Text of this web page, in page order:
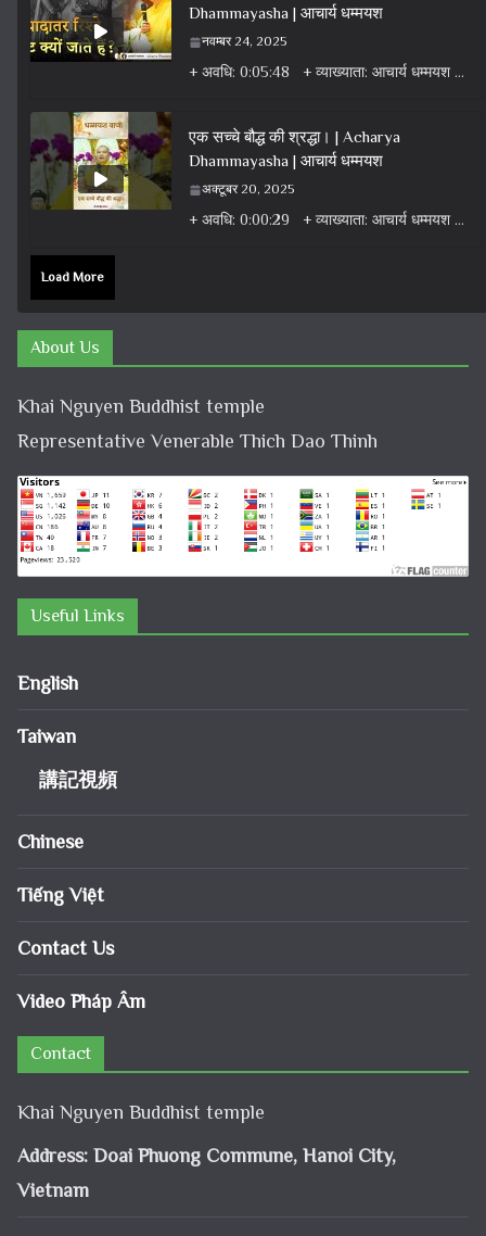
Dhammayasha | आचार्य धम्मयश
नवम्बर 24, 2025
+ अवधि: 0:05:48 + व्याख्याता: आचार्य धम्मयश + वर्ग: वीडियो + विषय: धर्म वार्ता वीडियो + एल्बम: धर्म
एक सच्चे बौद्ध की श्रद्धा। | Acharya
Dhammayasha | आचार्य धम्मयश
अक्टूबर 20, 2025
+ अवधि: 0:00:29 + व्याख्याता: आचार्य धम्मयश + वर्ग: वीडियो + विषय: धर्म वार्ता वीडियो + एल्बम: धर्म
Load More
About Us
Khai Nguyen Buddhist temple
Representative Venerable Thich Dao Thinh
Useful Links
English
Taiwan
講記視頻
Chinese
Tiếng Việt
Contact Us
Video Pháp Âm
Contact
Khai Nguyen Buddhist temple
Address: Doai Phuong Commune, Hanoi City,
Vietnam